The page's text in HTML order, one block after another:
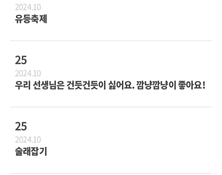
2024.10
유등축제
25
2024.10
우리 선생님은 건듯건듯이 싫어요. 깜냥깜냥이 좋아요!
25
2024.10
술래잡기